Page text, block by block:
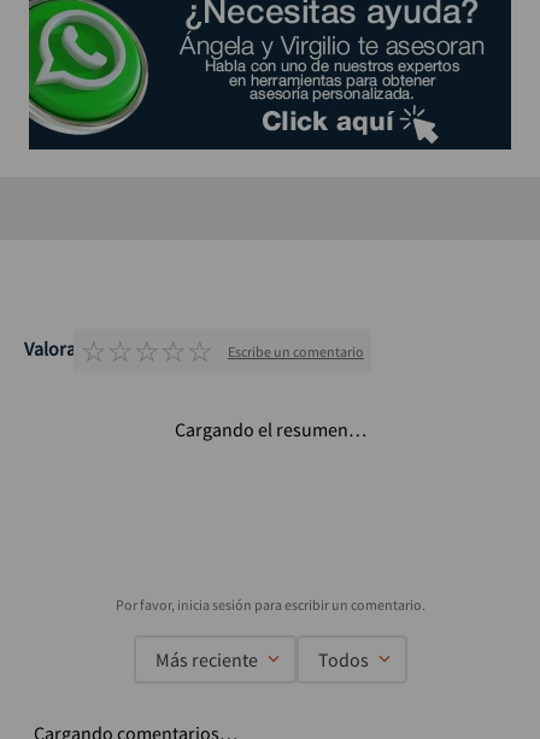
Valoraciones
☆☆☆☆☆ Escribe un comentario
Cargando el resumen…
Más reciente Todos
Cargando comentarios…